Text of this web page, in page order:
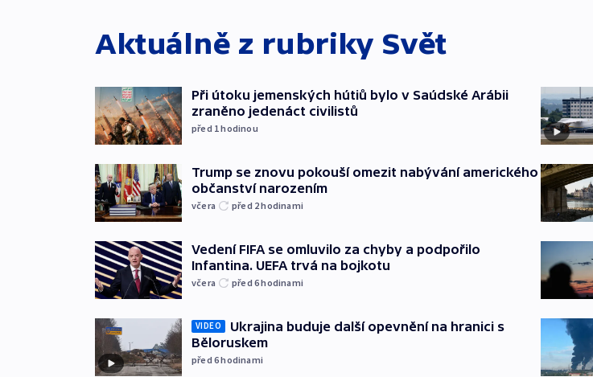
Aktuálně z rubriky Svět
Při útoku jemenských hútiů bylo v Saúdské Arábii
zraněno jedenáct civilistů
před 1hodinou
Trump se znovu pokouší omezit nabývání amerického
občanství narozením
včera před 2hodinami
Vedení FIFA se omluvilo za chyby a podpořilo
Infantina. UEFA trvá na bojkotu
včera před 6hodinami
VIDEO
Ukrajina buduje další opevnění na hranici s
Běloruskem
před 6hodinami